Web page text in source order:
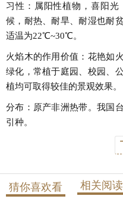
习性：属阳性植物，喜阳
候，耐热、耐旱、耐湿也耐
适温为22℃~30℃。
火焰木的作用价值：花艳如
绿化，常植于庭园、校园、
植均可取得较佳的景观效果。
分布：原产非洲热带。我国
引种。
猜你喜欢看 相关阅读